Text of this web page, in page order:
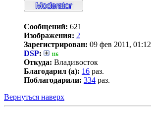
Сообщений: 621
Изображения: 2
Зарегистрирован: 09 фев 2011, 01:12
DSP: 116
Откуда: Владивосток
Благодарил (а): 16 раз.
Поблагодарили: 334 раз.
Вернуться наверх